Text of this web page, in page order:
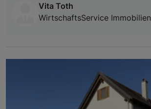
Vita Toth
WirtschaftsService Immobilien